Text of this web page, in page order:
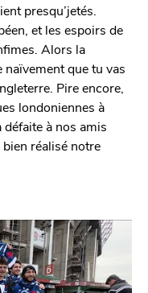
presqu’jetés.
et les espoirs de
Alors la
que tu vas
Pire encore,
londoniennes à
à nos amis
réalisé notre